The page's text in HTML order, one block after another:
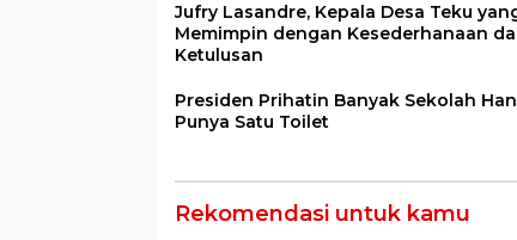
Jufry Lasandre, Kepala Desa Teku
Memimpin dengan Kesederhanaan
Ketulusan
Presiden Prihatin Banyak Sekolah
Punya Satu Toilet
Rekomendasi untuk kamu